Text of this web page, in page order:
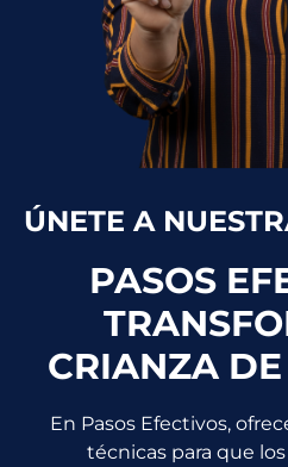
ÚNETE A
PASOS
CRIANZA
En Pasos Efectivos,
técnicas para que